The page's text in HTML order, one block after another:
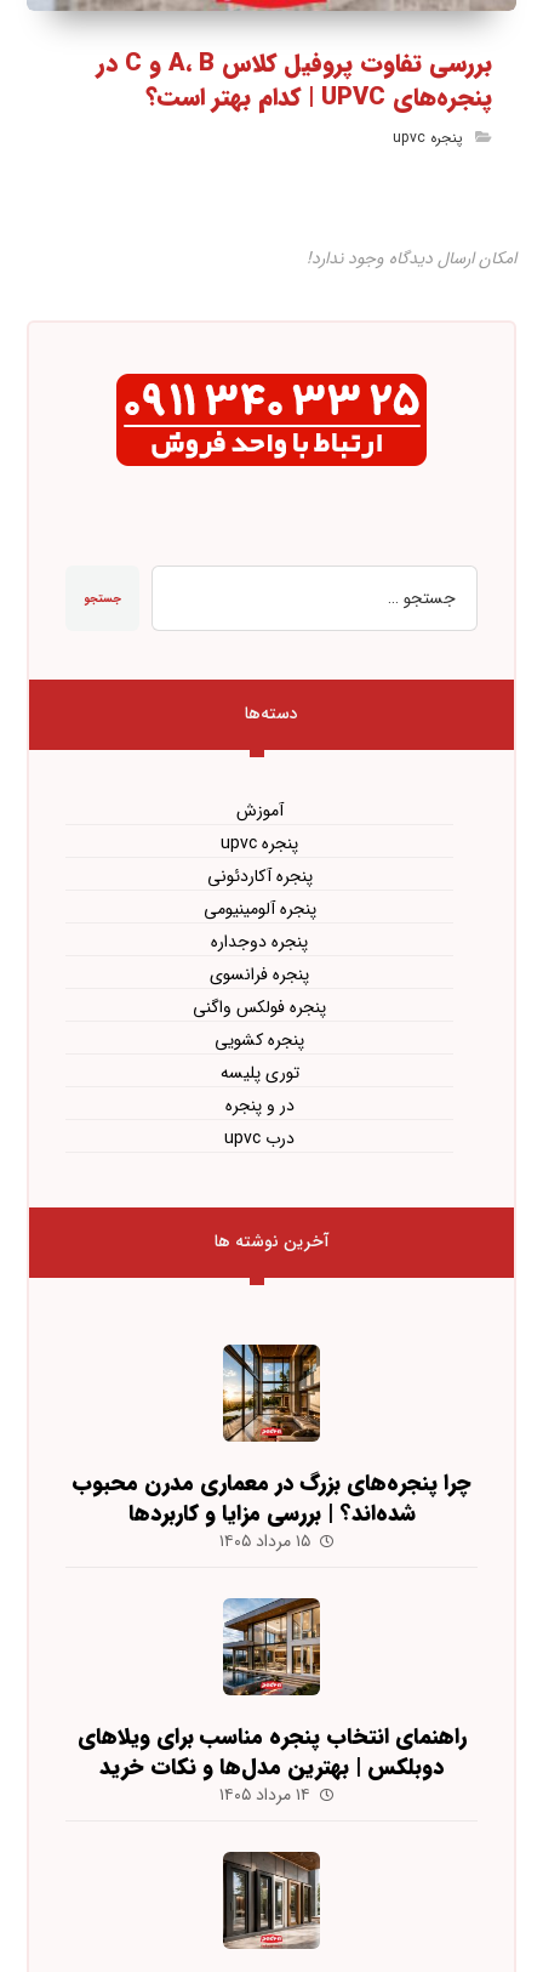
بررسی تفاوت پروفیل کلاس A، B و C در
پنجره‌های UPVC | کدام بهتر است؟
پنجره upvc
امکان ارسال دیدگاه وجود ندارد!
جستجو
دسته‌ها
آموزش
پنجره upvc
پنجره آکاردئونی
پنجره آلومینیومی
پنجره دوجداره
پنجره فرانسوی
پنجره فولکس واگنی
پنجره کشویی
توری پلیسه
در و پنجره
درب upvc
آخرین نوشته ها
چرا پنجره‌های بزرگ در معماری مدرن محبوب
شده‌اند؟ | بررسی مزایا و کاربردها
۱۵ مرداد ۱۴۰۵
راهنمای انتخاب پنجره مناسب برای ویلاهای
دوبلکس | بهترین مدل‌ها و نکات خرید
۱۴ مرداد ۱۴۰۵